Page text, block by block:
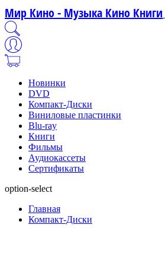
Мир Кино - Музыка Кино Книги
Новинки
DVD
Компакт-Диски
Виниловые пластинки
Blu-ray
Книги
Фильмы
Аудиокассеты
Сертификаты
option-select
Главная
Компакт-Диски